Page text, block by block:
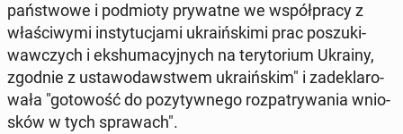
pań­stwo­we i pod­mio­ty pry­wat­ne we współ­pra­cy z
wła­ści­wy­mi in­sty­tu­cja­mi ukra­iń­ski­mi prac po­szu­ki­
waw­czych i eks­hu­ma­cyj­nych na te­ry­to­rium Ukrainy,
zgodnie z usta­wo­daw­stwem ukra­iń­skim" i za­de­kla­ro­
wa­ła "go­to­wość do po­zy­tyw­ne­go roz­pa­try­wa­nia wnio­
sków w tych spra­wach".